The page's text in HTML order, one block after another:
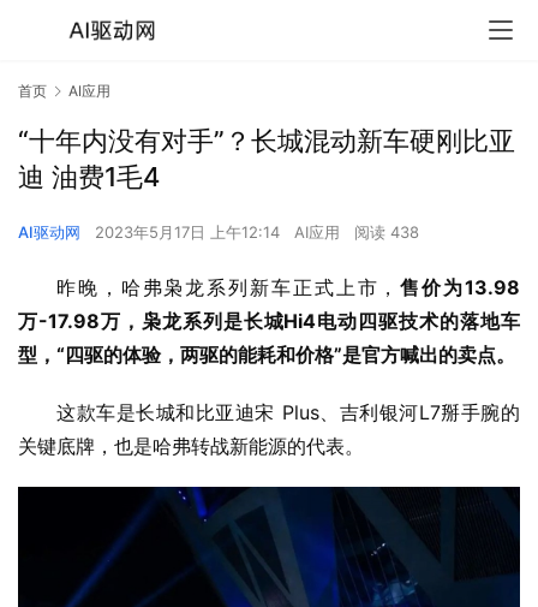
首页 AI应用
“十年内没有对手”？长城混动新车硬刚比亚
迪 油费1毛4
AI驱动网 2023年5月17日 上午12:14 AI应用 阅读 438
昨晚，哈弗枭龙系列新车正式上市，售价为13.98
万-17.98万，枭龙系列是长城Hi4电动四驱技术的落地车
型，“四驱的体验，两驱的能耗和价格”是官方喊出的卖点。
这款车是长城和比亚迪宋 Plus、吉利银河L7掰手腕的
关键底牌，也是哈弗转战新能源的代表。